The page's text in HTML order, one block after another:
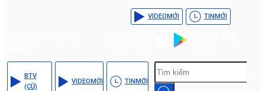
VIDEOMỚI TINMỚI
BTV
(CŨ)
VIDEOMỚI TINMỚI